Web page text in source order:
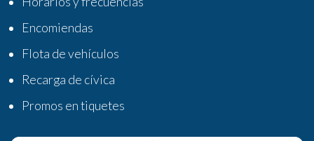
Encomiendas
Flota de vehículos
Recarga de cívica
Promos en tiquetes